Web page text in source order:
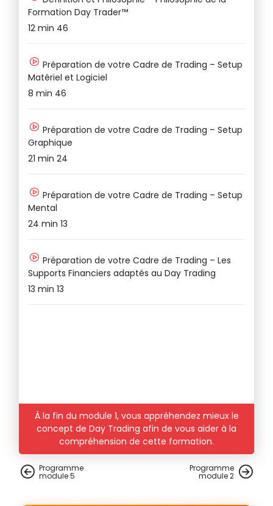
Formation Day Trader™
12 min 46
Préparation de votre Cadre de Trading – Setup
Matériel et Logiciel
8 min 46
Préparation de votre Cadre de Trading – Setup
Graphique
21 min 24
Préparation de votre Cadre de Trading – Setup
Mental
24 min 13
Préparation de votre Cadre de Trading – Les
Supports Financiers adaptés au Day Trading
13 min 13
À la fin du module 1, vous appréhendez mieux le
concept de Day Trading afin de vous aider à la
compréhension de cette formation.
Programme
module5
Programme
module2